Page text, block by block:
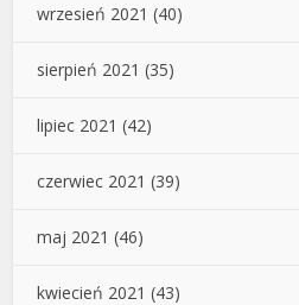
wrzesień 2021 (40)
sierpień 2021 (35)
lipiec 2021 (42)
czerwiec 2021 (39)
maj 2021 (46)
kwiecień 2021 (43)